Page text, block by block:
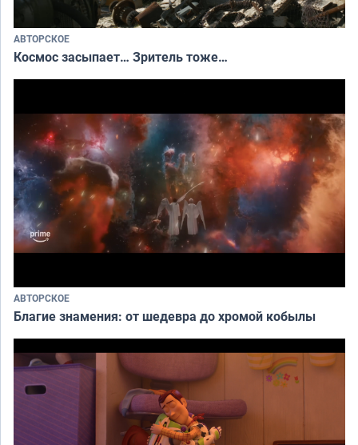
АВТОРСКОЕ
Космос засыпает… Зритель тоже…
АВТОРСКОЕ
Благие знамения: от шедевра до хромой кобылы